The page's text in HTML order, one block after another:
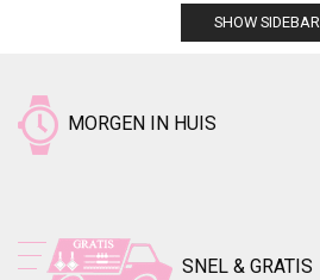
SHOW SIDEBAR
MORGEN IN HUIS
SNEL & GRATIS